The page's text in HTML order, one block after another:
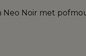
Neo Noir met